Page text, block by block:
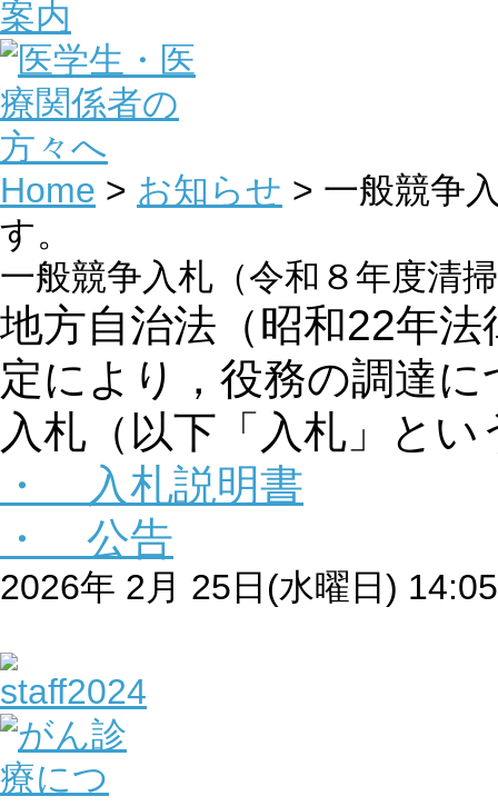
Home > お知らせ > 一般競争
す。
一般競争入札（令和８年度清
地方自治法（昭和22年
定により，役務の調達
入札（以下「入札」と
・ 入札説明書
・ 公告
2026年 2月 25日(水曜日) 14:05